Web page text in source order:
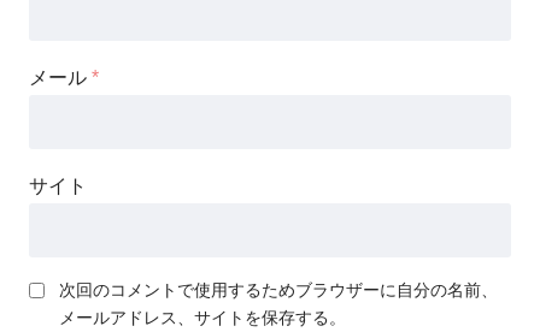
メール *
サイト
次回のコメントで使用するためブラウザーに自分の名前、
メールアドレス、サイトを保存する。